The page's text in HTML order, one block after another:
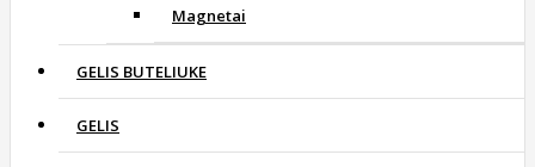
Magnetai
GELIS BUTELIUKE
GELIS